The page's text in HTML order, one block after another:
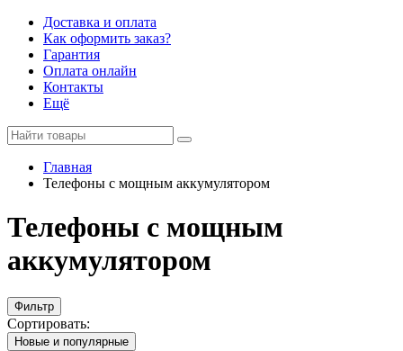
Доставка и оплата
Как оформить заказ?
Гарантия
Оплата онлайн
Контакты
Ещё
Главная
Телефоны с мощным аккумулятором
Телефоны с мощным
аккумулятором
Фильтр
Сортировать:
Новые и популярные